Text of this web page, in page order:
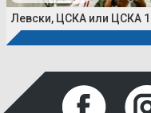
Левски, ЦСКА или ЦСКА